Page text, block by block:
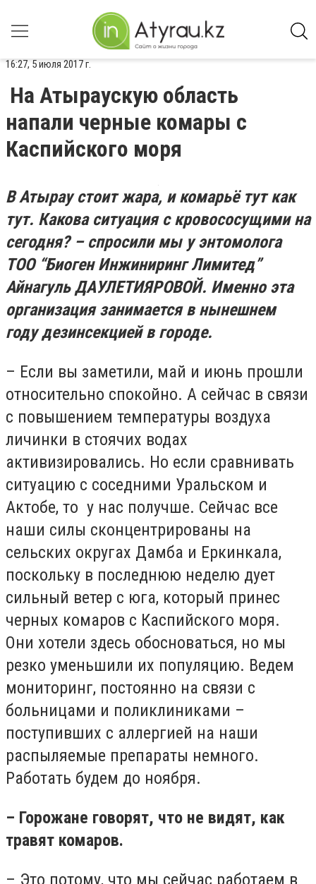
16:27, 5 июля 2017 г.
На Атыраускую область
напали черные комары с
Каспийского моря
В Атырау стоит жара, и комарьё тут как
тут. Какова ситуация с кровососущими на
сегодня? – спросили мы у энтомолога
ТОО “Биоген Инжиниринг Лимитед”
Айнагуль ДАУЛЕТИЯРОВОЙ. Именно эта
организация занимается в нынешнем
году дезинсекцией в городе.
– Если вы заметили, май и июнь прошли
относительно спокойно. А сейчас в связи
с повышением температуры воздуха
личинки в стоячих водах
активизировались. Но если сравнивать
ситуацию с соседними Уральском и
Актобе, то у нас получше. Сейчас все
наши силы сконцентрированы на
сельских округах Дамба и Еркинкала,
поскольку в последнюю неделю дует
сильный ветер с юга, который принес
черных комаров с Каспийского моря.
Они хотели здесь обосноваться, но мы
резко уменьшили их популяцию. Ведем
мониторинг, постоянно на связи с
больницами и поликлиниками –
поступивших с аллергией на наши
распыляемые препараты немного.
Работать будем до ноября.
– Горожане говорят, что не видят, как
травят комаров.
– Это потому, что мы сейчас работаем в